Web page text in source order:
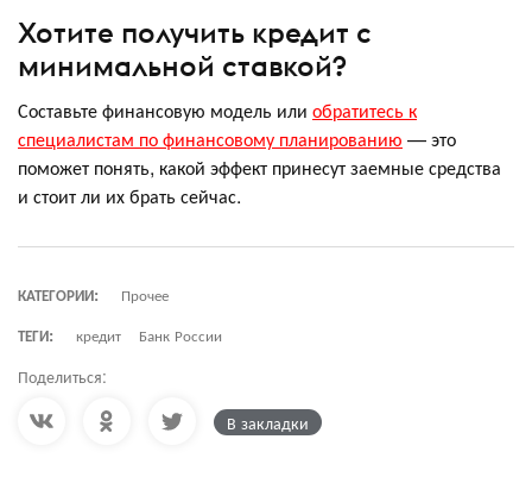
Хотите получить кредит с
минимальной ставкой?
Составьте финансовую модель или обратитесь к
специалистам по финансовому планированию — это
поможет понять, какой эффект принесут заемные средства
и стоит ли их брать сейчас.
КАТЕГОРИИ:
Прочее
ТЕГИ:
кредит Банк России
Поделиться:
В закладки